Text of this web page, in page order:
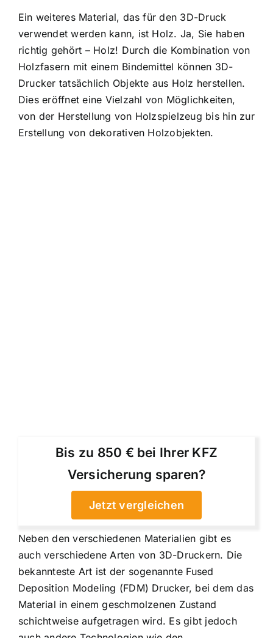
Ein weiteres Material, das für den 3D-Druck
verwendet werden kann, ist Holz. Ja, Sie haben
richtig gehört – Holz! Durch die Kombination von
Holzfasern mit einem Bindemittel können 3D-
Drucker tatsächlich Objekte aus Holz herstellen.
Dies eröffnet eine Vielzahl von Möglichkeiten,
von der Herstellung von Holzspielzeug bis hin zur
Erstellung von dekorativen Holzobjekten.
Bis zu 850 € bei Ihrer KFZ
Versicherung sparen?
Jetzt vergleichen
Neben den verschiedenen Materialien gibt es
auch verschiedene Arten von 3D-Druckern. Die
bekannteste Art ist der sogenannte Fused
Deposition Modeling (FDM) Drucker, bei dem das
Material in einem geschmolzenen Zustand
schichtweise aufgetragen wird. Es gibt jedoch